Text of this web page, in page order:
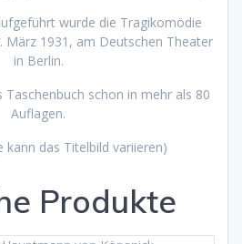
wurde die Tragikomödie
März 1931, am Deutschen Theater
in Berlin.
schon in mehr als 80
Auflagen.
kann das Titelbild variieren)
Produkte